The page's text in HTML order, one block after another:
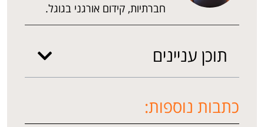
חברתיות, קידום אורגני בגוגל.
תוכן עניינים
כתבות נוספות: